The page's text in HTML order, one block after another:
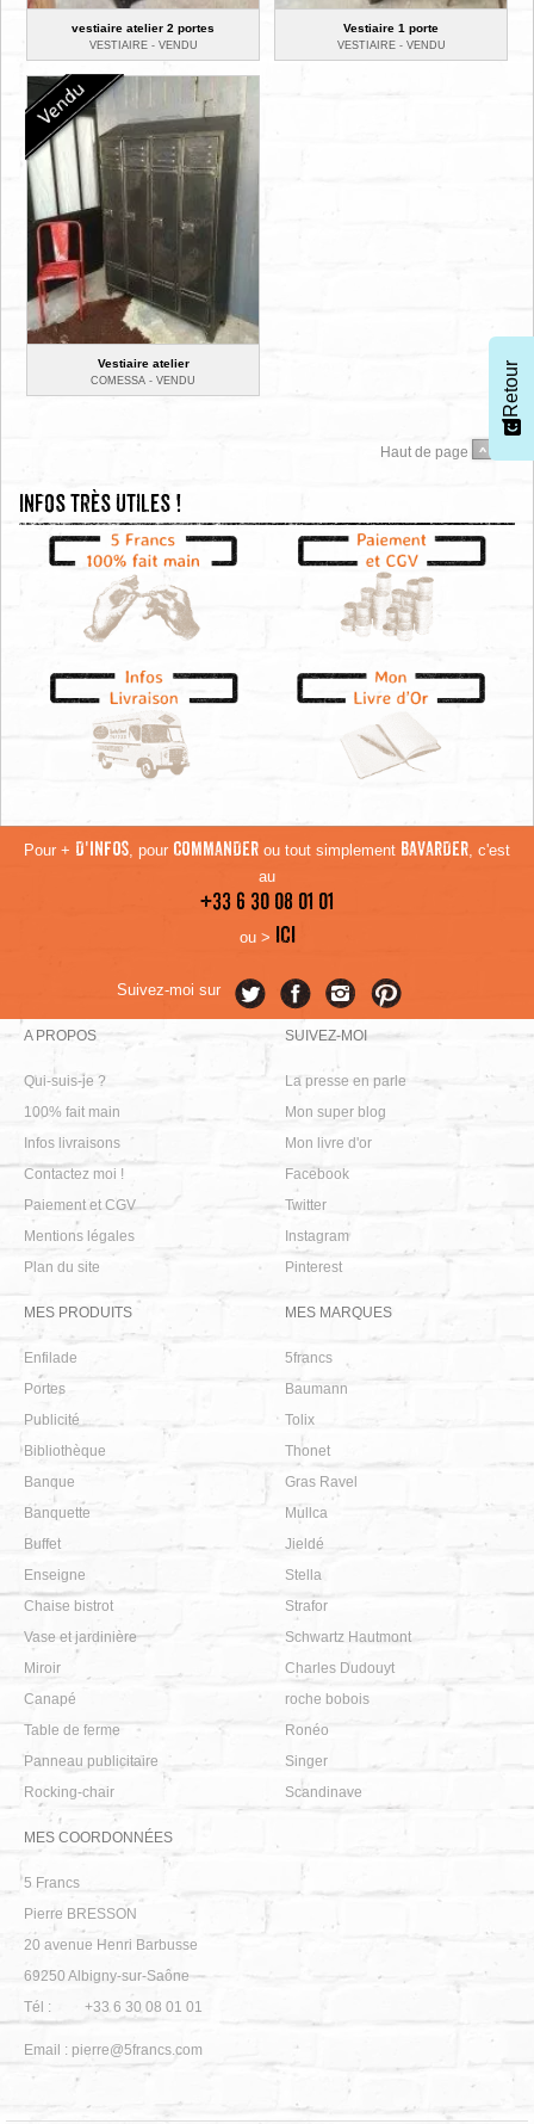
vestiaire atelier 2 portes
VESTIAIRE - VENDU
Vestiaire 1 porte
VESTIAIRE - VENDU
Vestiaire atelier
COMESSA - VENDU
Haut de page
Infos très utiles !
Pour + D'INFOS, pour COMMANDER ou tout simplement BAVARDER, c'est
au
+33 6 30 08 01 01
ou > ICI
Suivez-moi sur
A PROPOS
Qui-suis-je ?
100% fait main
Infos livraisons
Contactez moi !
Paiement et CGV
Mentions légales
Plan du site
SUIVEZ-MOI
La presse en parle
Mon super blog
Mon livre d'or
Facebook
Twitter
Instagram
Pinterest
MES PRODUITS
Enfilade
Portes
Publicité
Bibliothèque
Banque
Banquette
Buffet
Enseigne
Chaise bistrot
Vase et jardinière
Miroir
Canapé
Table de ferme
Panneau publicitaire
Rocking-chair
MES MARQUES
5francs
Baumann
Tolix
Thonet
Gras Ravel
Mullca
Jieldé
Stella
Strafor
Schwartz Hautmont
Charles Dudouyt
roche bobois
Ronéo
Singer
Scandinave
MES COORDONNÉES
5 Francs
Pierre BRESSON
20 avenue Henri Barbusse
69250 Albigny-sur-Saône
Tél :
+33 6 30 08 01 01
Email : pierre@5francs.com
Retour